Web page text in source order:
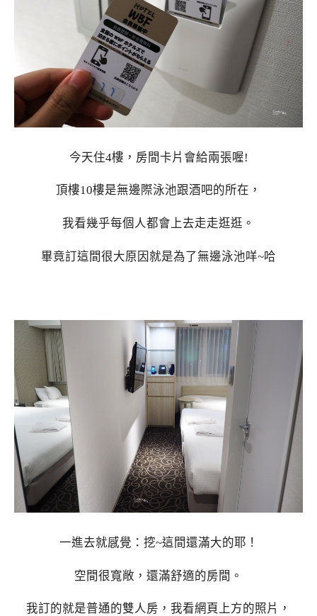
今天住4樓，房間卡片會給兩張喔!
頂樓10樓是無邊際泳池跟酒吧的所在，
我看幾乎每個人都會上去走走逛逛。
畢竟訂這間很大原因就是為了無邊泳池咩~哈
一進去就感覺：挖~這間還滿大的耶！
空間很寬敞，還滿舒適的房間。
我訂的就是普通的雙人房，我看網頁上方的照片，